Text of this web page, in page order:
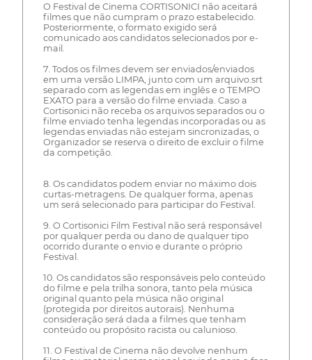
O Festival de Cinema CORTISONICI não aceitará
filmes que não cumpram o prazo estabelecido.
Posteriormente, o formato exigido será
comunicado aos candidatos selecionados por e-
mail.
7. Todos os filmes devem ser enviados/enviados
em uma versão LIMPA, junto com um arquivo.srt
separado com as legendas em inglês e o TEMPO
EXATO para a versão do filme enviada. Caso a
Cortisonici não receba os arquivos separados ou o
filme enviado tenha legendas incorporadas ou as
legendas enviadas não estejam sincronizadas, o
Organizador se reserva o direito de excluir o filme
da competição.
8. Os candidatos podem enviar no máximo dois
curtas-metragens. De qualquer forma, apenas
um será selecionado para participar do Festival.
9. O Cortisonici Film Festival não será responsável
por qualquer perda ou dano de qualquer tipo
ocorrido durante o envio e durante o próprio
Festival.
10. Os candidatos são responsáveis pelo conteúdo
do filme e pela trilha sonora, tanto pela música
original quanto pela música não original
(protegida por direitos autorais). Nenhuma
consideração será dada a filmes que tenham
conteúdo ou propósito racista ou calunioso.
11. O Festival de Cinema não devolve nenhum